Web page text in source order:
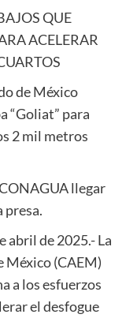
QUE
ACELERAR
de México
“Goliat” para
2 mil metros
llegar
presa.
abril de 2025.- La
México (CAEM)
a los esfuerzos
el desfogue